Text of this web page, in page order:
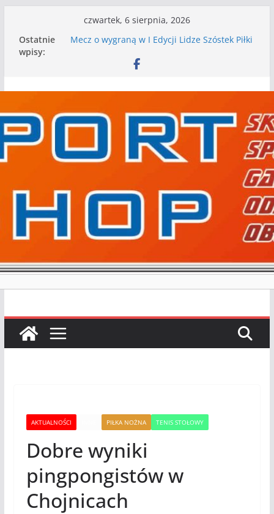
treści
czwartek, 6 sierpnia, 2026
Ostatnie
wpisy:
Mecz o wygraną w I Edycji Lidze Szóstek Piłki
Nasze piłkarskie zespoły w toku przygotowań
Kolejne gry kontrolne naszych piłkarskich
WKS wygrywa pierwszą edycję Ligi Szóstek w
Gwdzie Wielkiej
I mamy kolejne gry kontrolne, piłkarskie
granie przed nami
AKTUALNOŚCI PIŁKA NOŻNA TENIS STOŁOWY
Dobre wyniki
pingpongistów w
Chojnicach